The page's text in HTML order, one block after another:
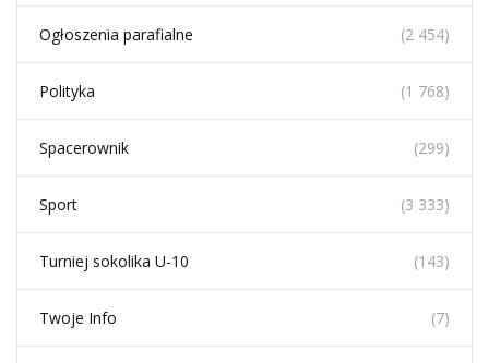
Ogłoszenia parafialne (2 454)
Polityka (1 768)
Spacerownik (299)
Sport (3 333)
Turniej sokolika U-10 (143)
Twoje Info (7)